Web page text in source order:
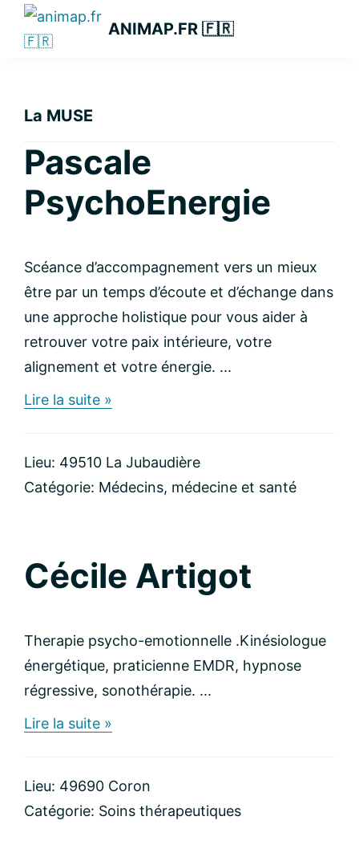
Passer
principale
Passer
Passer
latérale
ANIMAP.FR 🇫🇷
La MUSE
Pascale
PsychoEnergie
Scéance d’accompagnement vers un mieux
être par un temps d’écoute et d’échange dans
une approche holistique pour vous aider à
retrouver votre paix intérieure, votre
alignement et votre énergie. ...
Lire la suite »
Lieu: 49510 La Jubaudière
Catégorie: Médecins, médecine et santé
Cécile Artigot
Therapie psycho-emotionnelle .Kinésiologue
énergétique, praticienne EMDR, hypnose
régressive, sonothérapie. ...
Lire la suite »
Lieu: 49690 Coron
Catégorie: Soins thérapeutiques